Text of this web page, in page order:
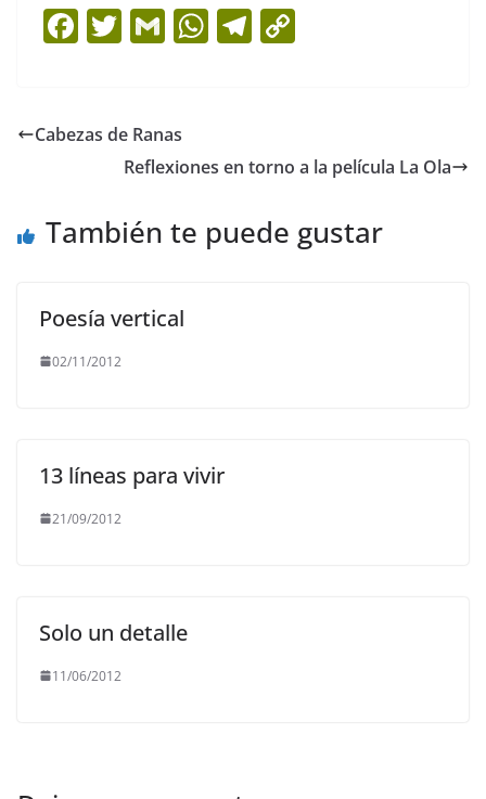
F
a
e
o
T
w
er
G
m
l
W
h
A
p
T
el
a Li
k
Cabezas de Ranas
Reflexiones en torno a la película La Ola
También te puede gustar
Poesía vertical
02/11/2012
13 líneas para vivir
21/09/2012
Solo un detalle
11/06/2012